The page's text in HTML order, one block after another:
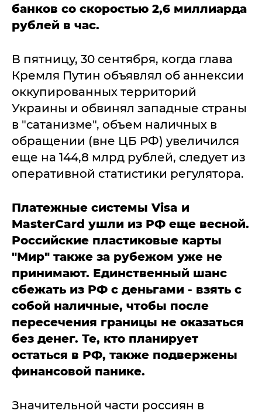
банков со скоростью 2,6 миллиарда
рублей в час.
В пятницу, 30 сентября, когда глава
Кремля Путин объявлял об аннексии
оккупированных территорий
Украины и обвинял западные страны
в "сатанизме", объем наличных в
обращении (вне ЦБ РФ) увеличился
еще на 144,8 млрд рублей, следует из
оперативной статистики регулятора.
Платежные системы Visa и
MasterCard ушли из РФ еще весной.
Российские пластиковые карты
"Мир" также за рубежом уже не
принимают. Единственный шанс
сбежать из РФ с деньгами - взять с
собой наличные, чтобы после
пересечения границы не оказаться
без денег. Те, кто планирует
остаться в РФ, также подвержены
финансовой панике.
Значительной части россиян в